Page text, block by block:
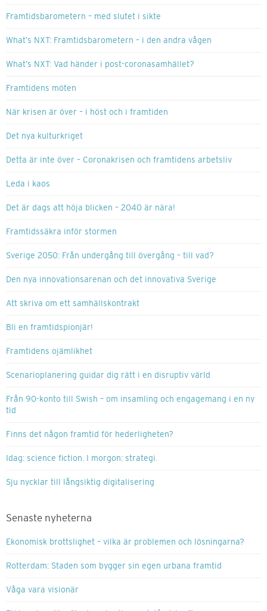
Framtidsbarometern – med slutet i sikte
What’s NXT: Framtidsbarometern – i den andra vågen
What’s NXT: Vad händer i post-coronasamhället?
Framtidens möten
När krisen är över – i höst och i framtiden
Det nya kulturkriget
Detta är inte över – Coronakrisen och framtidens arbetsliv
Leda i kaos
Det är dags att höja blicken – 2040 är nära!
Framtidssäkra inför stormen
Sverige 2050: Från undergång till övergång – till vad?
Den nya innovationsarenan och det innovativa Sverige
Att skriva om ett samhällskontrakt
Bli en framtidspionjär!
Framtidens ojämlikhet
Scenarioplanering guidar dig rätt i en disruptiv värld
Från 90-konto till Swish – om insamling och engagemang i en ny
tid
Finns det någon framtid för hederligheten?
Idag: science fiction. I morgon: strategi.
Sju nycklar till långsiktig digitalisering
Senaste nyheterna
Ekonomisk brottslighet – vilka är problemen och lösningarna?
Rotterdam: Staden som bygger sin egen urbana framtid
Våga vara visionär